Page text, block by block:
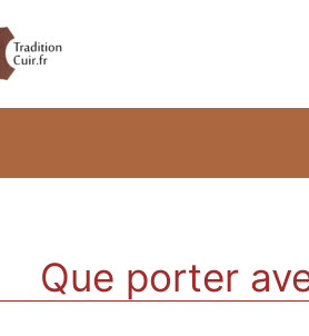
Que porter